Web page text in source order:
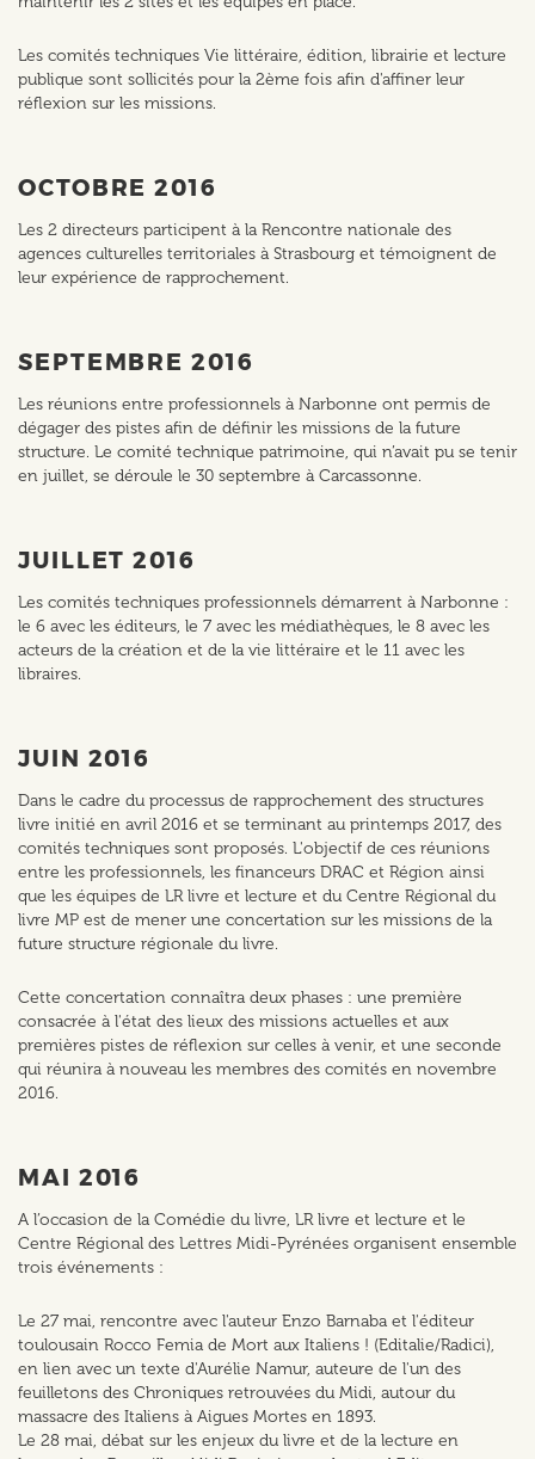
Les comités techniques Vie littéraire, édition, librairie et lecture
publique sont sollicités pour la 2ème fois afin d'affiner leur
réflexion sur les missions.
OCTOBRE 2016
Les 2 directeurs participent à la Rencontre nationale des
agences culturelles territoriales à Strasbourg et témoignent de
leur expérience de rapprochement.
SEPTEMBRE 2016
Les réunions entre professionnels à Narbonne ont permis de
dégager des pistes afin de définir les missions de la future
structure. Le comité technique patrimoine, qui n’avait pu se tenir
en juillet, se déroule le 30 septembre à Carcassonne.
JUILLET 2016
Les comités techniques professionnels démarrent à Narbonne :
le 6 avec les éditeurs, le 7 avec les médiathèques, le 8 avec les
acteurs de la création et de la vie littéraire et le 11 avec les
libraires.
JUIN 2016
Dans le cadre du processus de rapprochement des structures
livre initié en avril 2016 et se terminant au printemps 2017, des
comités techniques sont proposés. L'objectif de ces réunions
entre les professionnels, les financeurs DRAC et Région ainsi
que les équipes de LR livre et lecture et du Centre Régional du
livre MP est de mener une concertation sur les missions de la
future structure régionale du livre.
Cette concertation connaîtra deux phases : une première
consacrée à l'état des lieux des missions actuelles et aux
premières pistes de réflexion sur celles à venir, et une seconde
qui réunira à nouveau les membres des comités en novembre
2016.
MAI 2016
A l’occasion de la Comédie du livre, LR livre et lecture et le
Centre Régional des Lettres Midi-Pyrénées organisent ensemble
trois événements :
Le 27 mai, rencontre avec l'auteur Enzo Barnaba et l'éditeur
toulousain Rocco Femia de Mort aux Italiens ! (Editalie/Radici),
en lien avec un texte d'Aurélie Namur, auteure de l'un des
feuilletons des Chroniques retrouvées du Midi, autour du
massacre des Italiens à Aigues Mortes en 1893.
Le 28 mai, débat sur les enjeux du livre et de la lecture en